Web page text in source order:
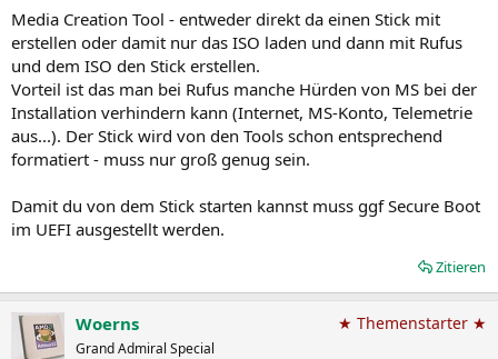
Media Creation Tool - entweder direkt da einen Stick mit
erstellen oder damit nur das ISO laden und dann mit Rufus
und dem ISO den Stick erstellen.
Vorteil ist das man bei Rufus manche Hürden von MS bei der
Installation verhindern kann (Internet, MS-Konto, Telemetrie
aus...). Der Stick wird von den Tools schon entsprechend
formatiert - muss nur groß genug sein.
Damit du von dem Stick starten kannst muss ggf Secure Boot
im UEFI ausgestellt werden.
Zitieren
Woerns
Grand Admiral Special
★ Themenstarter ★